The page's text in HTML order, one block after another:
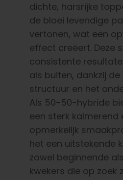
dichte, harsrijke
de bloei levendige
vertonen, wat een
effect creëert. Deze
consistente
als buiten, dankzij
structuur en het
Als 50-50-hybride
een sterk kalmerend
opmerkelijk
het een uitstekende
zowel beginnende
kwekers die op zoek